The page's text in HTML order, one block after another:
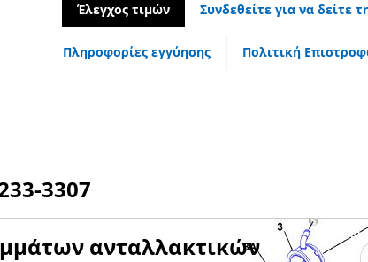
Έλεγχος τιμών Συνδεθείτε για να δείτε
Πληροφορίες εγγύησης Πολιτική
3307
ανταλλακτικών